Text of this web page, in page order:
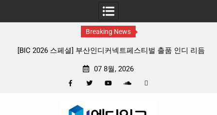
Breaking News
티벌 출품 인디 리듬
판타지 케이팝 애니메이션 ‘고스트밴드’ 8
07 8월, 2026
Google